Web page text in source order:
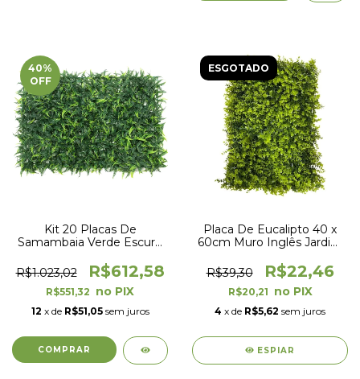
40%
OFF
Kit 20 Placas De
Samambaia Verde Escuro
Jardim Vertical
R$1.023,02 R$612,58
R$551,32
12 x de R$51,05 sem juros
ESGOTADO
Placa De Eucalipto 40 x
60cm Muro Inglês Jardim
R$39,30
R$22,46
R$20,21
4 x de R$5,62 sem juros
ESPIAR